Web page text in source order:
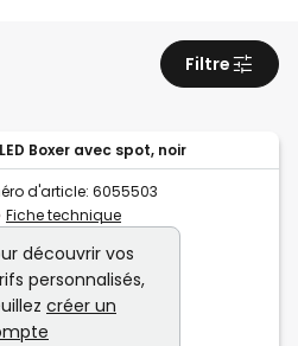
Boxer avec spot, noir
d'article: 6055503
Fiche technique
découvrir vos
personnalisés,
créer un
Filtre